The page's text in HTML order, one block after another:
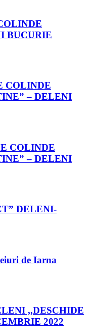
BUCURIE
COLINDE
– DELENI
COLINDE
– DELENI
DELENI-
de Iarna
,,DESCHIDE
2022